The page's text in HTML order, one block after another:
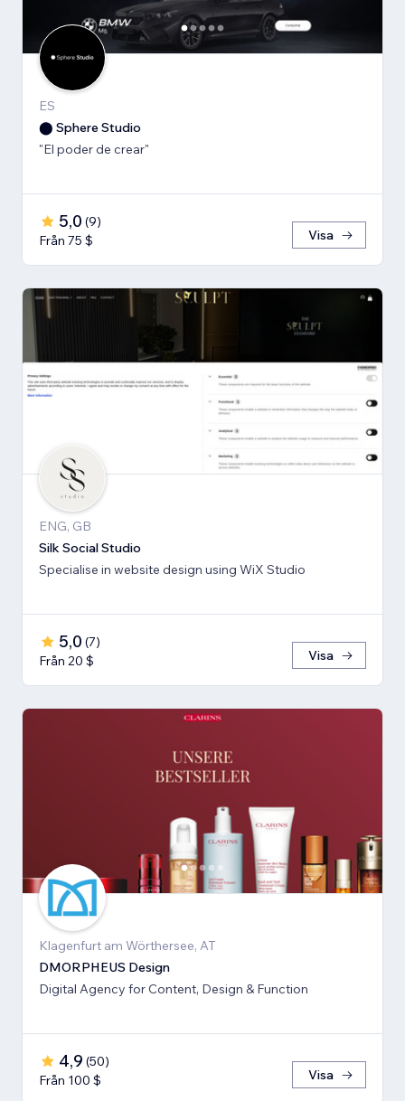
ES
⬤ Sphere Studio
"El poder de crear"
5,0 (9)
Från 75 $
Visa
ENG, GB
Silk Social Studio
Specialise in website design using WiX Studio
5,0 (7)
Från 20 $
Visa
Klagenfurt am Wörthersee, AT
DMORPHEUS Design
Digital Agency for Content, Design & Function
4,9 (50)
Från 100 $
Visa